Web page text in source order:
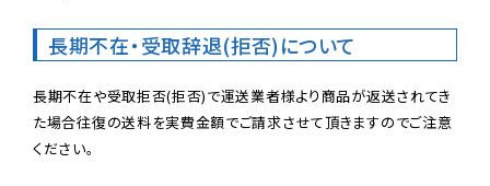
長期不在・受取辞退(拒否)について
長期不在や受取拒否(拒否)で運送業者様より商品が返送されてき
た場合往復の送料を実費金額でご請求させて頂きますのでご注意
ください。